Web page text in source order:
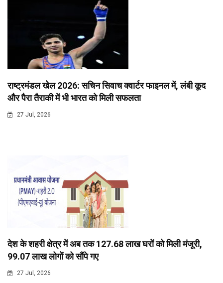
राष्ट्रमंडल खेल 2026: सचिन सिवाच क्वार्टर फाइनल में, लंबी कूद
और पैरा तैराकी में भी भारत को मिली सफलता
27 Jul, 2026
देश के शहरी क्षेत्र में अब तक 127.68 लाख घरों को मिली मंजूरी,
99.07 लाख लोगों को सौंपे गए
27 Jul, 2026